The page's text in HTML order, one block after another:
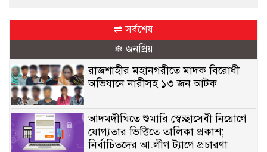
⇌ সর্বশেষ
❅ জনপ্রিয়
রাজশাহীর মহানগরীতে মাদক বিরোধী
অভিযানে নারীসহ ১৩ জন আটক
আদমদীঘিতে শুমারি স্বেচ্ছাসেবী নিয়োগে
যোগ্যতার ভিত্তিতে তালিকা প্রকাশ;
নির্বাচিতদের আ.লীগ ট্যাগে প্রচারণা